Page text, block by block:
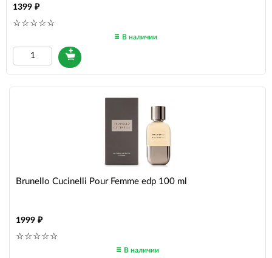
1399
В наличии
Brunello Cucinelli Pour Femme edp 100 ml
1999
В наличии